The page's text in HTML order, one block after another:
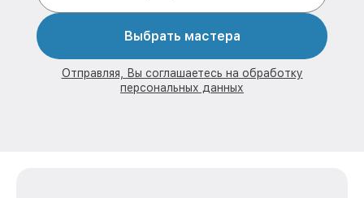
Выбрать мастера
Отправляя, Вы соглашаетесь на обработку
персональных данных